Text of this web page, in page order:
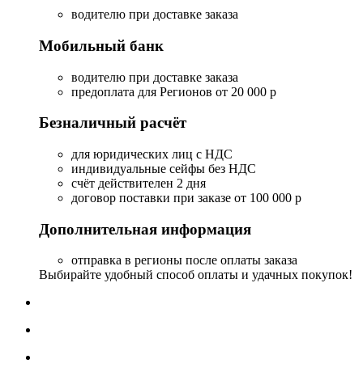
водителю при доставке заказа
Мобильный банк
водителю при доставке заказа
предоплата для Регионов от 20 000 р
Безналичный расчёт
для юридических лиц с НДС
индивидуальные сейфы без НДС
счёт действителен 2 дня
договор поставки при заказе от 100 000 р
Дополнительная информация
отправка в регионы после оплаты заказа
Выбирайте удобный способ оплаты и удачных покупок!